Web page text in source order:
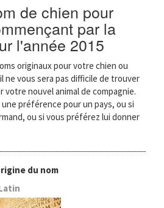
de chien pour
par la
l'année 2015
originaux pour votre chien ou
ne vous sera pas difficile de trouver
nouvel animal de compagnie.
préférence pour un pays, ou si
ou si vous préférez lui donner
du nom